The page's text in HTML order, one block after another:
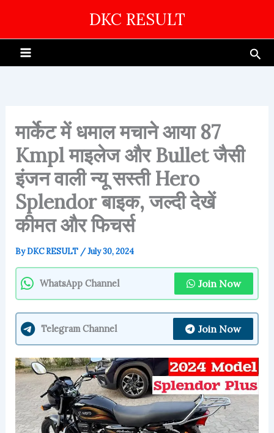
content
DKC RESULT
मार्केट में धमाल मचाने आया 87
Kmpl माइलेज और Bullet जैसी
इंजन वाली न्यू सस्ती Hero
Splendor बाइक, जल्दी देखें
कीमत और फिचर्स
ByDKC RESULT /July 30, 2024
WhatsApp Channel Join Now
Telegram Channel Join Now